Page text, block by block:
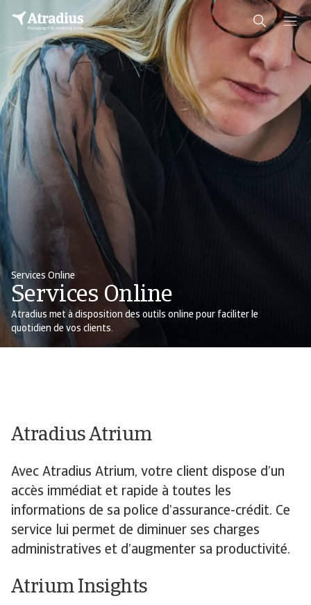
Services Online
Services Online
Atradius met à disposition des outils online pour faciliter le
quotidien de vos clients.
Atradius Atrium
Avec Atradius Atrium, votre client dispose d’un
accès immédiat et rapide à toutes les
informations de sa police d’assurance-crédit. Ce
service lui permet de diminuer ses charges
administratives et d’augmenter sa productivité.
Atrium Insights